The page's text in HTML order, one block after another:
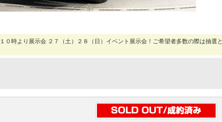
０時より展示会 ２７（土）２８（日）イベント展示会！ご希望者多数の際は抽選と